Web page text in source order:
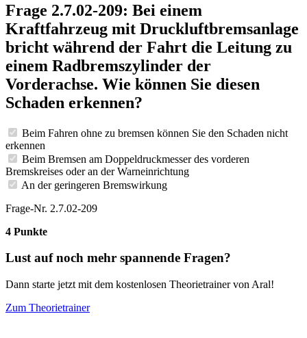
Frage 2.7.02-209: Bei einem
Kraftfahrzeug mit Druckluftbremsanlage
bricht während der Fahrt die Leitung zu
einem Radbremszylinder der
Vorderachse. Wie können Sie diesen
Schaden erkennen?
Beim Fahren ohne zu bremsen können Sie den Schaden nicht
erkennen
Beim Bremsen am Doppeldruckmesser des vorderen
Bremskreises oder an der Warneinrichtung
An der geringeren Bremswirkung
Frage-Nr. 2.7.02-209
4 Punkte
Lust auf noch mehr spannende Fragen?
Dann starte jetzt mit dem kostenlosen Theorietrainer von Aral!
Zum Theorietrainer